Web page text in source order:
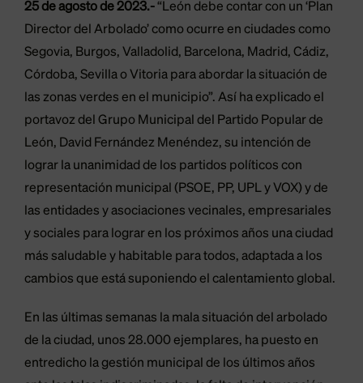
25 de agosto de 2023.-“León debe contar con un ‘Plan
Director del Arbolado’ como ocurre en ciudades como
Segovia, Burgos, Valladolid, Barcelona, Madrid, Cádiz,
Córdoba, Sevilla o Vitoria para abordar la situación de
las zonas verdes en el municipio”. Así ha explicado el
portavoz del Grupo Municipal del Partido Popular de
León, David Fernández Menéndez, su intención de
lograr la unanimidad de los partidos políticos con
representación municipal (PSOE, PP, UPL y VOX) y de
las entidades y asociaciones vecinales, empresariales
y sociales para lograr en los próximos años una ciudad
más saludable y habitable para todos, adaptada a los
cambios que está suponiendo el calentamiento global.
En las últimas semanas la mala situación del arbolado
de la ciudad, unos 28.000 ejemplares, ha puesto en
entredicho la gestión municipal de los últimos años